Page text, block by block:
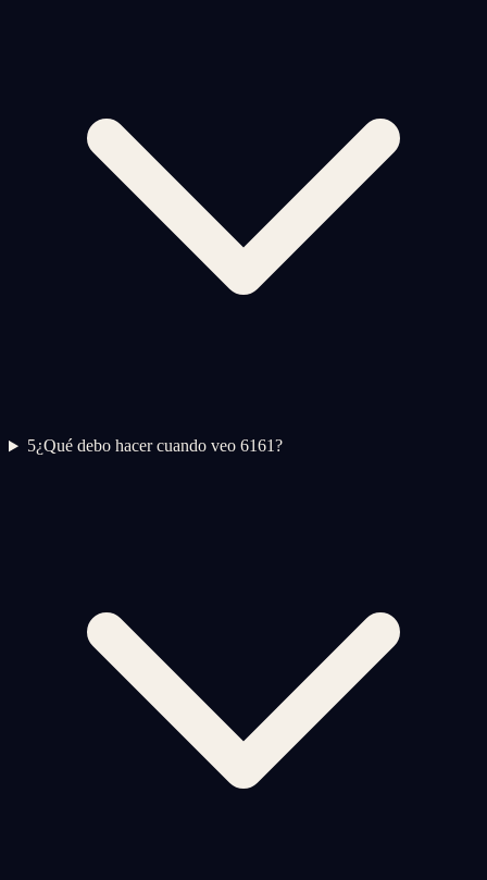
5¿Qué debo hacer cuando veo 6161?